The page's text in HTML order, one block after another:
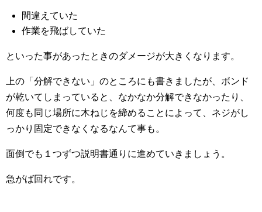
間違えていた
作業を飛ばしていた
といった事があったときのダメージが大きくなります。
上の「分解できない」のところにも書きましたが、ボンド
が乾いてしまっていると、なかなか分解できなかったり、
何度も同じ場所に木ねじを締めることによって、ネジがし
っかり固定できなくなるなんて事も。
面倒でも１つずつ説明書通りに進めていきましょう。
急がば回れです。